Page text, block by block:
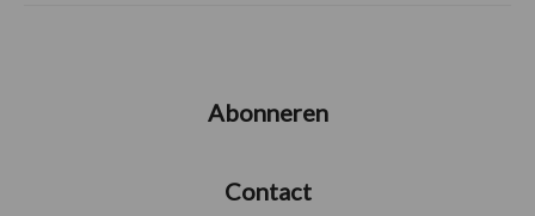
Abonneren
Contact